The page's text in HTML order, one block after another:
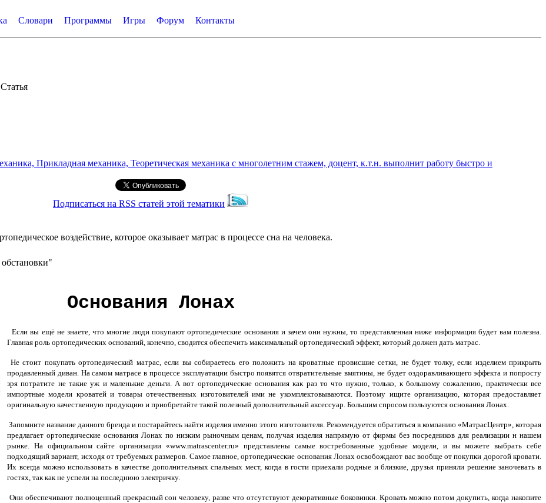
Словари Программы Игры Форум Контакты
Статья
Прикладная механика, Теоретическая механика с многолетним стажем, доцент, к.т.н. выполнит работу быстро и
Подписаться на RSS статей этой тематики
воздействие, которое оказывает матрас в процессе сна на человека.
Основания Лонах
Если вы ещё не знаете, что многие люди покупают ортопедические основания и зачем они нужны, то представленная ниже информация будет вам полезна.
Главная роль ортопедических оснований, конечно, сводится обеспечить максимальный ортопедический эффект, который должен дать матрас.
Не стоит покупать ортопедический матрас, если вы собираетесь его положить на кроватные провисшие сетки, не будет толку, если изделием прикрыть
продавленный диван. На самом матрасе в процессе эксплуатации быстро появятся отвратительные вмятины, не будет оздоравливающего эффекта и попросту
зря потратите не такие уж и маленькие деньги. А вот ортопедические основания как раз то что нужно, только, к большому сожалению, практически все
импортные модели кроватей и товары отечественных изготовителей ими не укомплектовываются. Поэтому ищите организацию, которая предоставляет
оригинальную качественную продукцию и приобретайте такой полезный дополнительный аксессуар. Большим спросом пользуются основания Лонах.
Запомните название данного бренда и постарайтесь найти изделия именно этого изготовителя. Рекомендуется обратиться в компанию «МатрасЦентр», которая
предлагает ортопедические основания Лонах по низким рыночным ценам, получая изделия напрямую от фирмы без посредников для реализации н нашем
рынке. На официальном сайте организации «www.matrascenter.ru» представлены самые востребованные удобные модели, и вы можете выбрать себе
подходящий вариант, исходя от требуемых размеров. Самое главное, ортопедические основания Лонах освобождают вас вообще от покупки дорогой кровати.
Их всегда можно использовать в качестве дополнительных спальных мест, когда в гости приехали родные и близкие, друзья приняли решение заночевать в
гостях, так как не успели на последнюю электричку.
Они обеспечивают полноценный прекрасный сон человеку, разве что отсутствуют декоративные боковинки. Кровать можно потом докупить, когда накопите